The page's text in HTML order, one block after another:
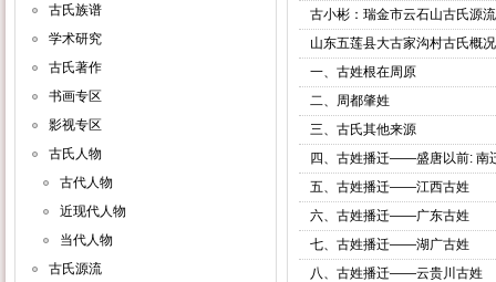
古氏族谱
学术研究
古氏著作
书画专区
影视专区
古氏人物
古代人物
近现代人物
当代人物
古氏源流
古小彬：瑞金市云石山古氏源
山东五莲县大古家沟村古氏概况
一、古姓根在周原
二、周都肇姓
三、古氏其他来源
四、古姓播迁——盛唐以前: 南
五、古姓播迁——江西古姓
六、古姓播迁——广东古姓
七、古姓播迁——湖广古姓
八、古姓播迁——云贵川古姓